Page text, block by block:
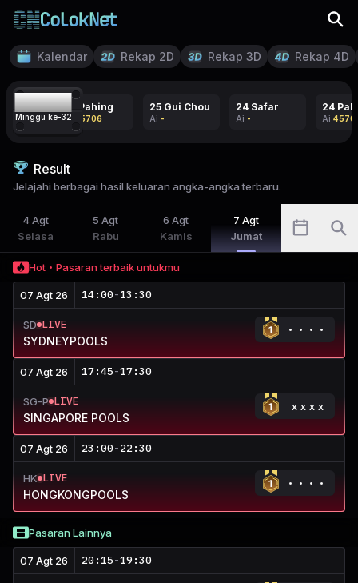
Kalendar Rekap 2D Rekap 3D Rekap 4D
07
Minggu ke-32
24 Pahing
Ai 45706
25 Gui Chou
Ai -
24 Safar
Ai -
24
Ai 45706
Result
Jelajahi berbagai hasil keluaran angka-angka terbaru.
4 Agt
Selasa
5 Agt
Rabu
6 Agt
Kamis
7 Agt
Jumat
Hot Pasaran terbaik untukmu
07 Agt 26 14:00-13:30
SD LIVE
SYDNEYPOOLS
07 Agt 26 17:45-17:30
SG-P LIVE
SINGAPORE POOLS
xxxx
07 Agt 26 23:00-22:30
HK LIVE
HONGKONGPOOLS
Pasaran Lainnya
07 Agt 26 20:15-19:30